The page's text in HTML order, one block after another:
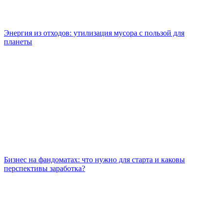
Энергия из отходов: утилизация мусора с пользой для
планеты
Бизнес на фандоматах: что нужно для старта и каковы
перспективы заработка?